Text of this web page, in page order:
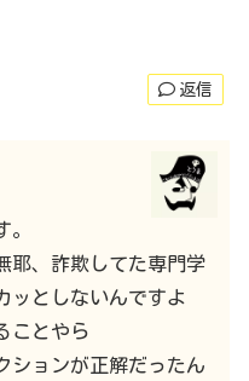
返信
耶、詐欺してた専門学
ッとしないんですよ
ことやら
ションが正解だったん